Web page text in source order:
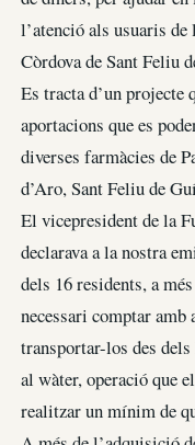
l’atenció als usuaris
Còrdova de Sant Feliu
Es tracta d’un projecte
aportacions que es
diverses farmàcies de
d’Aro, Sant Feliu de
El vicepresident de la
declarava a la nostra
dels 16 residents, a
necessari comptar amb
transportar-los des
al wàter, operació que
realitzar un mínim de